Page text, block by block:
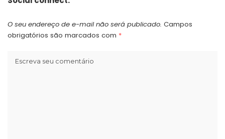
O seu endereço de e-mail não será publicado. Campos
obrigatórios são marcados com *